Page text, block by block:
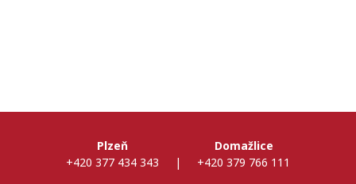
Plzeň
+420 377 434 343
|
Domažlice
+420 379 766 111